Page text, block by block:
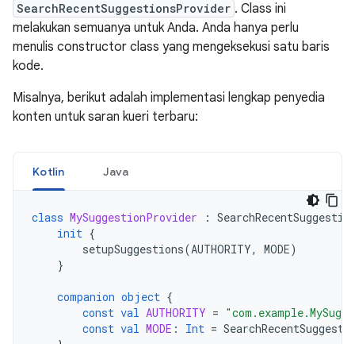
SearchRecentSuggestionsProvider . Class ini
melakukan semuanya untuk Anda. Anda hanya perlu
menulis constructor class yang mengeksekusi satu baris
kode.
Misalnya, berikut adalah implementasi lengkap penyedia
konten untuk saran kueri terbaru:
Kotlin Java
class MySuggestionProvider :
init {
setupSuggestions(AUTHORITY, MODE)
}
companion object {
const val AUTHORITY =
const val MODE : Int =